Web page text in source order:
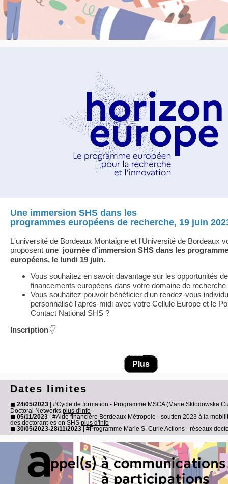
Une immersion SHS dans les
programmes européens de recherche, 19 juin
L'université de Bordeaux Montaigne et l'Université de Bordeaux
proposent une journée d'immersion SHS dans les
européens, le lundi 19 juin.
Vous souhaitez en savoir davantage sur les opportunités de
financements européens dans votre domaine de
Vous souhaitez pouvoir bénéficier d'un rendez-vous
personnalisé l'après-midi avec votre Cellule Europe et le
Contact National SHS ?
Inscription👇
Plus
Dates limites
◼ 24/05/2023
| #Cycle de formation - Programme MSCA (Marie Sklodowska
Doctoral Networks plus d'info
◼ 05/11/2023
| #Aide financière Bordeaux Métropole - soutien 2023 à la
des doctorant·es en SHS plus d'info
◼ 30/05/2023-28/11/2023
| #Programme Marie S. Curie Actions - réseaux